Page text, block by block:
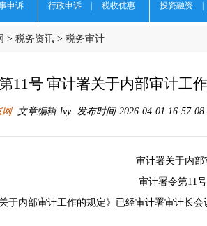
申诉
行政申诉
税收优惠
投资融资
> 税务资讯 > 税务审计
11号 审计署关于内部审计工
网文章编辑:lvy 发布时间:2026-04-01
审计署关于内
审计署令第11
内部审计工作的规定》已经审计署审计长会